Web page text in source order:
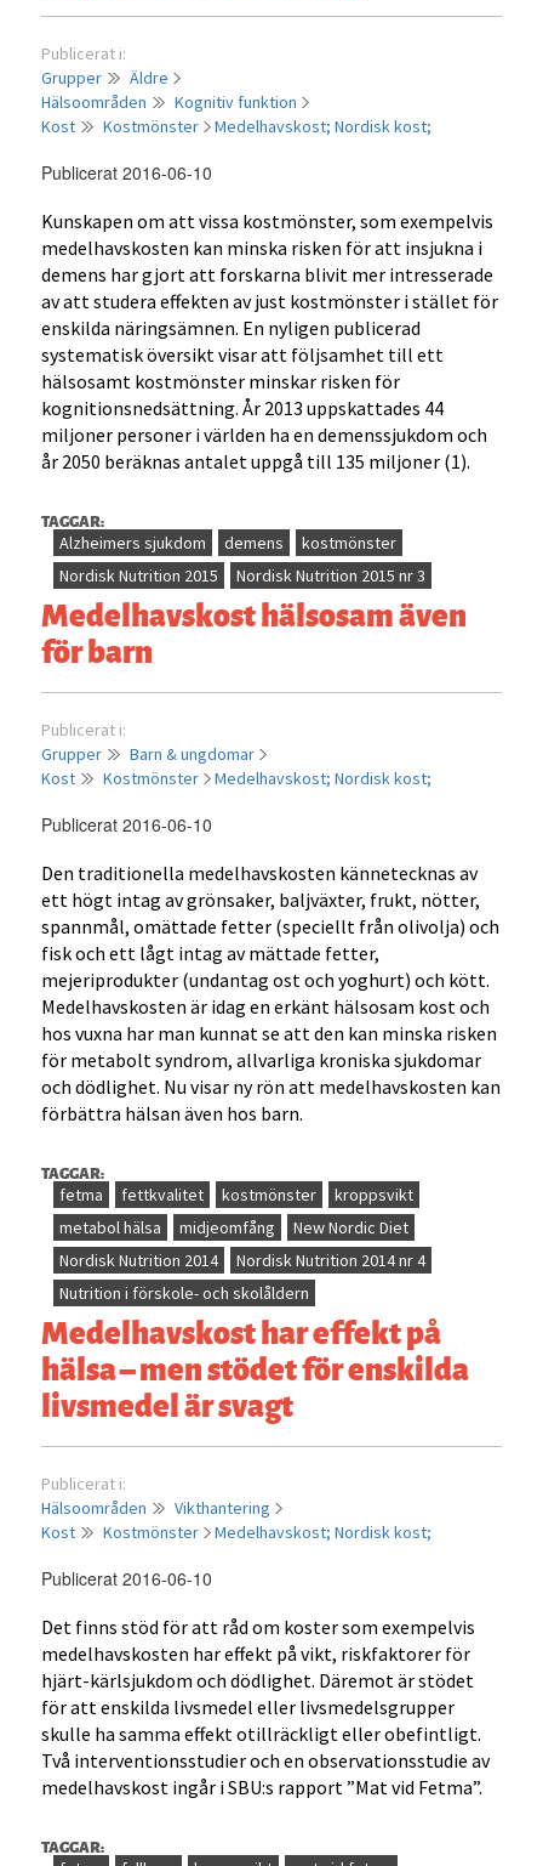
Publicerat i:
Grupper
Äldre
Hälsoområden
Kognitiv funktion
Kost
Kostmönster Medelhavskost;Nordisk kost;
Publicerat 2016-06-10
Kunskapen om att vissa kostmönster, som exempelvis
medelhavskosten kan minska risken för att insjukna i
demens har gjort att forskarna blivit mer intresserade
av att studera effekten av just kostmönster i stället för
enskilda näringsämnen. En nyligen publicerad
systematisk översikt visar att följsamhet till ett
hälsosamt kostmönster minskar risken för
kognitionsnedsättning. År 2013 uppskattades 44
miljoner personer i världen ha en demenssjukdom och
år 2050 beräknas antalet uppgå till 135 miljoner (1).
TAGGAR:
Alzheimers sjukdom demens
kostmönster
Nordisk Nutrition 2015
Nordisk Nutrition 2015 nr 3
Medelhavskost hälsosam även
för barn
Publicerat i:
Grupper
Barn & ungdomar
Kost
Kostmönster Medelhavskost;Nordisk kost;
Publicerat 2016-06-10
Den traditionella medelhavskosten kännetecknas av
ett högt intag av grönsaker, baljväxter, frukt, nötter,
spannmål, omättade fetter (speciellt från olivolja) och
fisk och ett lågt intag av mättade fetter,
mejeriprodukter (undantag ost och yoghurt) och kött.
Medelhavskosten är idag en erkänt hälsosam kost och
hos vuxna har man kunnat se att den kan minska risken
för metabolt syndrom, allvarliga kroniska sjukdomar
och dödlighet. Nu visar ny rön att medelhavskosten kan
förbättra hälsan även hos barn.
TAGGAR:
fetma fettkvalitet kostmönster
kroppsvikt
metabol hälsa
midjeomfång
New Nordic Diet
Nordisk Nutrition 2014
Nordisk Nutrition 2014 nr 4
Nutrition i förskole- och skolåldern
Medelhavskost har effekt på
hälsa – men stödet för enskilda
livsmedel är svagt
Publicerat i:
Hälsoområden
Vikthantering
Kost
Kostmönster Medelhavskost;Nordisk kost;
Publicerat 2016-06-10
Det finns stöd för att råd om koster som exempelvis
medelhavskosten har effekt på vikt, riskfaktorer för
hjärt-kärlsjukdom och dödlighet. Däremot är stödet
för att enskilda livsmedel eller livsmedelsgrupper
skulle ha samma effekt otillräckligt eller obefintligt.
Två interventionsstudier och en observationsstudie av
medelhavskost ingår i SBU:s rapport ”Mat vid Fetma”.
TAGGAR: